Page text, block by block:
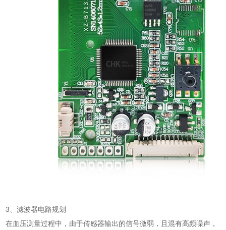
3、滤波器电路规划
在血压测量过程中，由于传感器输出的信号微弱，且混有高频噪声，